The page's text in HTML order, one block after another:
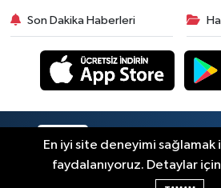
Son Dakika Haberleri
En iyi site deneyimi
faydalanıyoruz. Detaylar